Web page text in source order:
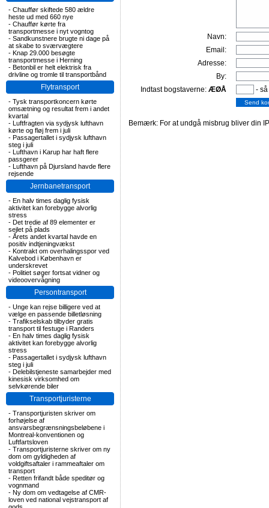
- Chauffør skiftede 580 ældre
heste ud med 660 nye
- Chauffør kørte fra
transportmesse i nyt vogntog
- Sandkunstnere brugte ni dage på
at skabe to sværvægtere
- Knap 29.000 besøgte
transportmesse i Herning
- Betonbil er helt elektrisk fra
drivline og tromle til transportbånd
Flytransport
- Tysk transportkoncern kørte
omsætning og resultat frem i andet
kvartal
- Luftfragten via sydjysk lufthavn
kørte og fløj frem i juli
- Passagertallet i sydjysk lufthavn
steg i juli
- Lufthavn i Karup har haft flere
passgerer
- Lufthavn på Djursland havde flere
rejsende
Jernbanetransport
- En halv times daglig fysisk
aktivitet kan forebygge alvorlig
stress
- Det tredie af 89 elementer er
sejlet på plads
- Årets andet kvartal havde en
positiv indtjeningvækst
- Kontrakt om overhalingsspor ved
Kalvebod i København er
underskrevet
- Politiet søger fortsat vidner og
videoovervågning
Persontransport
- Unge kan rejse billigere ved at
vælge en passende billetløsning
- Trafikselskab tilbyder gratis
transport til festuge i Randers
- En halv times daglig fysisk
aktivitet kan forebygge alvorlig
stress
- Passagertallet i sydjysk lufthavn
steg i juli
- Delebilstjeneste samarbejder med
kinesisk virksomhed om
selvkørende biler
Transportjuristerne
- Transportjuristen skriver om
forhøjelse af
ansvarsbegrænsningsbeløbene i
Montreal-konventionen og
Luftfartsloven
- Transportjuristerne skriver om ny
dom om gyldigheden af
voldgiftsaftaler i rammeaftaler om
transport
- Retten frifandt både speditør og
vognmand
- Ny dom om vedtagelse af CMR-
loven ved national vejstransport af
Navn:
Email:
Adresse:
By:
Indtast bogstaverne: ÆØÅ -
Bemærk: For at undgå misbrug bliver din